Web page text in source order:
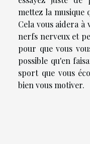
mettez la musique
Cela vous aidera
nerfs nerveux et
pour que vous
possible qu'en
sport que vous
bien vous motiver.